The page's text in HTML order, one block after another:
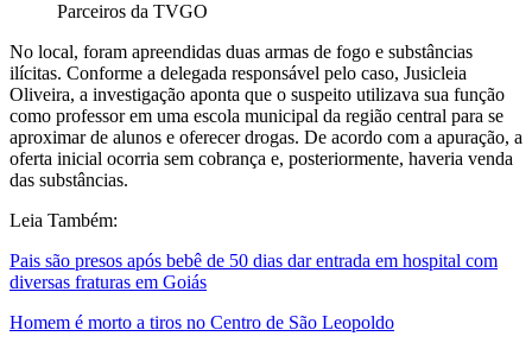
Parceiros da TVGO
No local, foram apreendidas duas armas de fogo e substâncias
ilícitas. Conforme a delegada responsável pelo caso, Jusicleia
Oliveira, a investigação aponta que o suspeito utilizava sua função
como professor em uma escola municipal da região central para se
aproximar de alunos e oferecer drogas. De acordo com a apuração, a
oferta inicial ocorria sem cobrança e, posteriormente, haveria venda
das substâncias.
Leia Também:
Pais são presos após bebê de 50 dias dar entrada em hospital com
diversas fraturas em Goiás
Homem é morto a tiros no Centro de São Leopoldo